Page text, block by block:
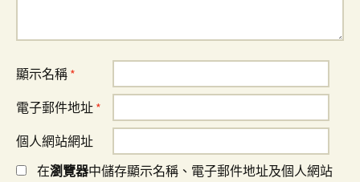
顯示名稱 *
電子郵件地址 *
個人網站網址
在瀏覽器中儲存顯示名稱、電子郵件地址及個人網站